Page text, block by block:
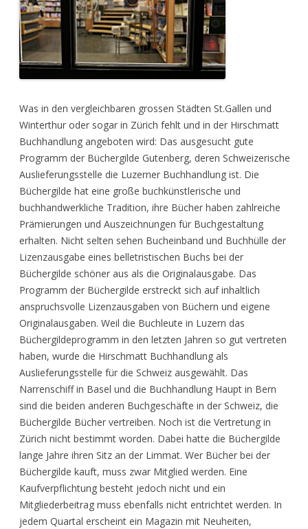
Was in den vergleichbaren grossen Städten St.Gallen und
Winterthur oder sogar in Zürich fehlt und in der Hirschmatt
Buchhandlung angeboten wird: Das ausgesucht gute
Programm der Büchergilde Gutenberg, deren Schweizerische
Auslieferungsstelle die Luzerner Buchhandlung ist. Die
Büchergilde hat eine große buchkünstlerische und
buchhandwerkliche Tradition, ihre Bücher haben zahlreiche
Prämierungen und Auszeichnungen für Buchgestaltung
erhalten. Nicht selten sehen Bucheinband und Buchhülle der
Lizenzausgabe eines belletristischen Buchs bei der
Büchergilde schöner aus als die Originalausgabe. Das
Programm der Büchergilde erstreckt sich auf inhaltlich
anspruchsvolle Lizenzausgaben von Büchern und eigene
Originalausgaben. Weil die Buchleute in Luzern das
Büchergildeprogramm in den letzten Jahren so gut vertreten
haben, wurde die Hirschmatt Buchhandlung als
Auslieferungsstelle für die Schweiz ausgewählt. Das
Narrenschiff in Basel und die Buchhandlung Haupt in Bern
sind die beiden anderen Buchgeschäfte in der Schweiz, die
Büchergilde Bücher vertreiben. Noch ist die Vertretung in
Zürich nicht bestimmt worden. Dabei hatte die Büchergilde
lange Jahre ihren Sitz an der Limmat. Wer Bücher bei der
Büchergilde kauft, muss zwar Mitglied werden. Eine
Kaufverpflichtung besteht jedoch nicht und ein
Mitgliederbeitrag muss ebenfalls nicht entrichtet werden. In
jedem Quartal erscheint ein Magazin mit Neuheiten,